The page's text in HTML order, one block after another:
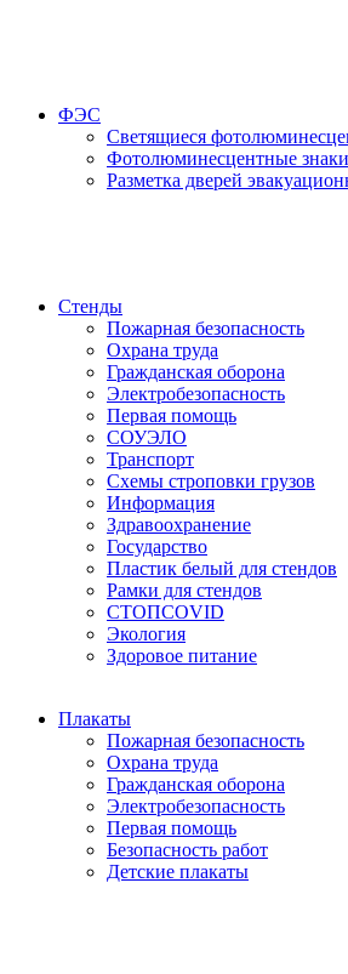
ФЭС
Светящиеся
Фотолюминесцентные
Разметка дверей
Стенды
Пожарная безопасность
Охрана труда
Гражданская оборона
Электробезопасность
Первая помощь
СОУЭЛО
Транспорт
Схемы строповки грузов
Информация
Здравоохранение
Государство
Пластик белый для стендов
Рамки для стендов
СТОПCOVID
Экология
Здоровое питание
Плакаты
Пожарная безопасность
Охрана труда
Гражданская оборона
Электробезопасность
Первая помощь
Безопасность работ
Детские плакаты